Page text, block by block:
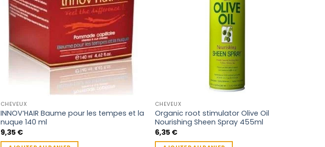
CHEVEUX
INNOV’HAIR Baume pour les tempes et la
nuque 140 ml
9,35 €
CHEVEUX
Organic root stimulator Olive Oil
Nourishing Sheen Spray 455ml
6,35 €